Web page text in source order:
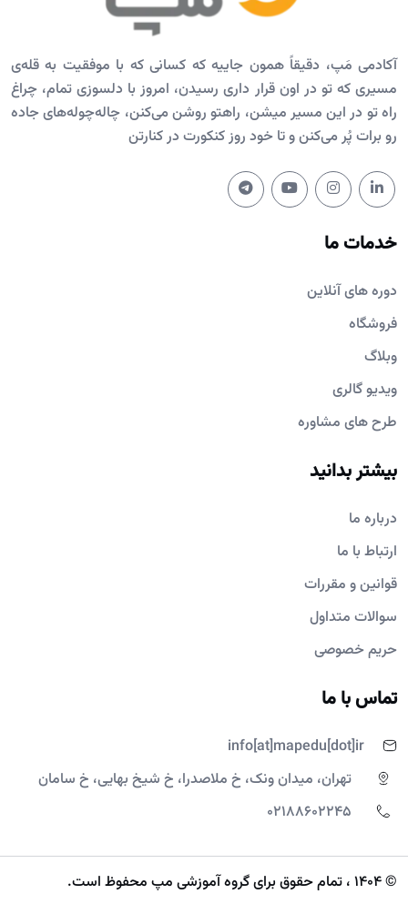
آکادمی مَپ، دقیقاً همون جاییه که کسانی که با موفقیت به قله‌ی
مسیری که تو در اون قرار داری رسیدن، امروز با دلسوزی تمام، چراغ
راه تو در این مسیر میشن، راهتو روشن می‌کنن، چاله‌چوله‌های جاده
رو برات پُر می‌کنن و تا خود روز کنکورت در کنارتن
خدمات ما
دوره های آنلاین
فروشگاه
وبلاگ
ویدیو گالری
طرح های مشاوره
بیشتر بدانید
درباره ما
ارتباط با ما
قوانین و مقررات
سوالات متداول
حریم خصوصی
تماس با ما
info[at]mapedu[dot]ir
تهران، میدان ونک، خ ملاصدرا، خ شیخ بهایی، خ سامان
02188602245
© 1404 ، تمام حقوق برای گروه آموزشی مپ محفوظ است.